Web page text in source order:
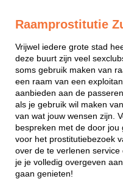
Raamprostitutie
Vrijwel iedere grote stad
deze buurt zijn veel
soms gebruik maken van
een raam van een
aanbieden aan de
als je gebruik wil maken
van wat jouw wensen zijn.
bespreken met de door
voor het prostitutiebezoek
over de te verlenen
je je volledig overgeven
gaan genieten!